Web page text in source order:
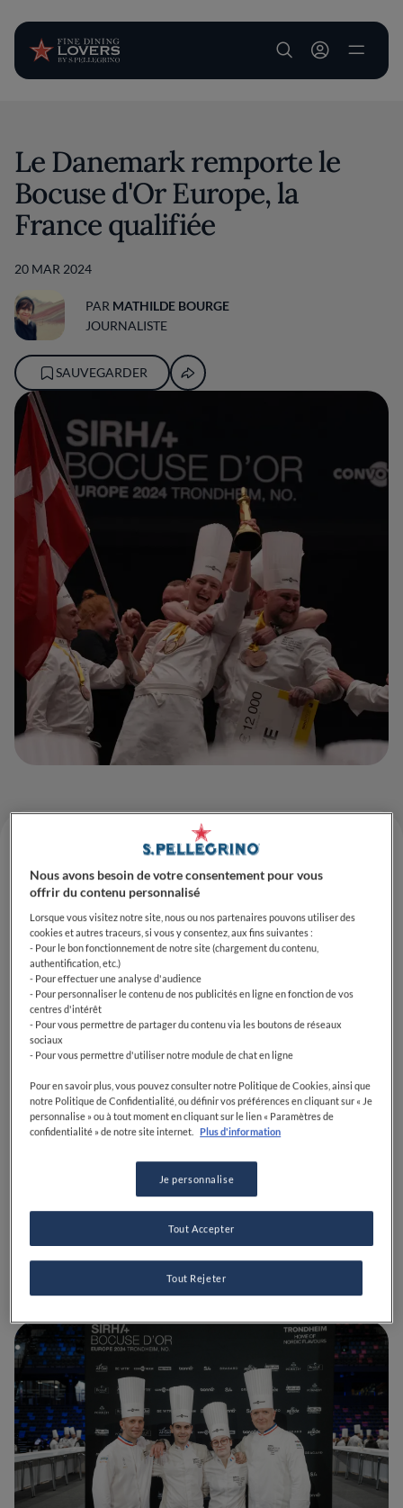
User account
Le Danemark remporte le
Bocuse d'Or Europe, la
France qualifiée
20 MAR 2024
PAR MATHILDE BOURGE
JOURNALISTE
SAUVEGARDER
Le verdict est tombé ! Ces 19 et 20 mars 2024, vingt
équipes se sont affrontées lors du Bocuse d'Or
Europe, qui se tenait à Trondheim, capitale
gastronomique de la Norvège. Après 5h30 d'épreuve,
c'est finalement le Danemark qui s'est imposé, grâce
au chef Sebastian Holberg Svendsgaard et son équipe,
Werkland (Norvège). La France, portée par Paul
Marcon, est arrivée 5e et s'est donc qualifiée pour la
grande finale mondiale, qui se tiendra en janvier 2025
Nous avons besoin de votre consentement pour vous
offrir du contenu personnalisé
Lorsque vous visitez notre site, nous ou nos partenaires pouvons utiliser des
cookies et autres traceurs, si vous y consentez, aux fins suivantes :
- Pour le bon fonctionnement de notre site (chargement du contenu,
authentification, etc.)
- Pour effectuer une analyse d'audience
- Pour personnaliser le contenu de nos publicités en ligne en fonction de vos
centres d'intérêt
- Pour vous permettre de partager du contenu via les boutons de réseaux
sociaux
- Pour vous permettre d'utiliser notre module de chat en ligne
Pour en savoir plus, vous pouvez consulter notre Politique de Cookies, ainsi que
notre Politique de Confidentialité, ou définir vos préférences en cliquant sur « Je
personnalise » ou à tout moment en cliquant sur le lien « Paramètres de
confidentialité » de notre site internet.
Plus d'information
Je personnalise
Tout Rejeter
Tout Accepter